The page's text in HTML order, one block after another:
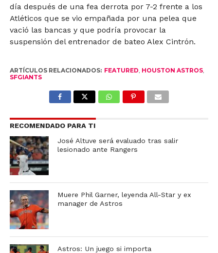
día después de una fea derrota por 7-2 frente a los
Atléticos que se vio empañada por una pelea que
vació las bancas y que podría provocar la
suspensión del entrenador de bateo Alex Cintrón.
ARTÍCULOS RELACIONADOS: FEATURED, HOUSTON ASTROS,
SFGIANTS
RECOMENDADO PARA TI
José Altuve será evaluado tras salir
lesionado ante Rangers
Muere Phil Garner, leyenda All-Star y ex
manager de Astros
Astros: Un juego si importa